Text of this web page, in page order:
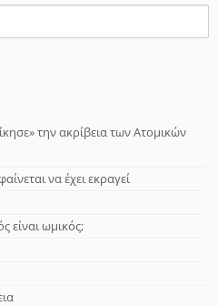
την ακρίβεια των Ατομικών
να έχει εκραγεί
είναι ωμικός;